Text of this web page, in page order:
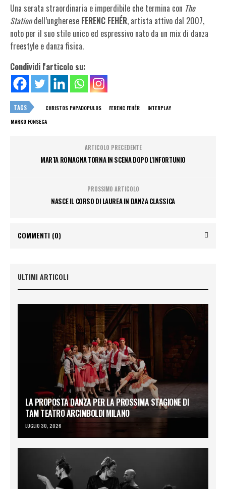
Una serata straordinaria e imperdibile che termina con The
Stationdell’ungherese FERENC FEHÉR, artista attivo dal 2007,
noto per il suo stile unico ed espressivo nato da un mix di danza
freestyle e danza fisica.
Condividi l'articolo su:
TAGS CHRISTOS PAPADOPULOS FERENC FEHÉR
INTERPLAY
MARKO FONSECA
ARTICOLO PRECEDENTE
MARTA ROMAGNA TORNA IN SCENA DOPO L'INFORTUNIO
PROSSIMO ARTICOLO
NASCE IL CORSO DI LAUREA IN DANZA CLASSICA
COMMENTI (0)
ULTIMI ARTICOLI
LA PROPOSTA DANZA PER LA PROSSIMA STAGIONE DI
TAM TEATRO ARCIMBOLDI MILANO
LUGLIO 30, 2026